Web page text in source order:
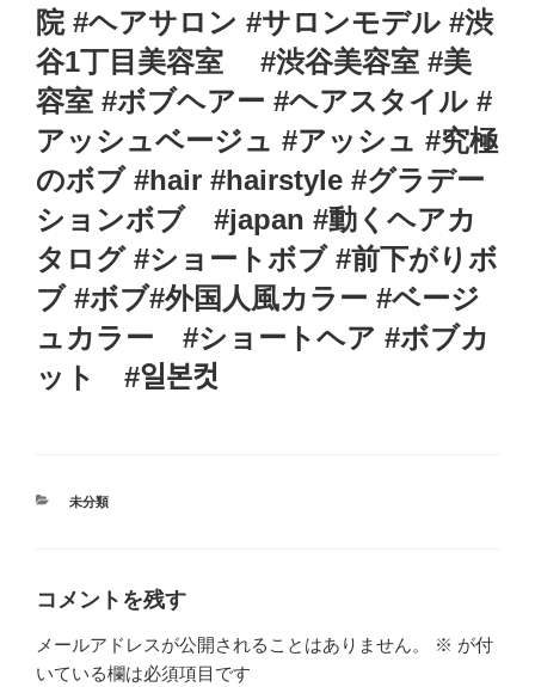
院 #ヘアサロン #サロンモデル #渋
谷1丁目美容室 #渋谷美容室 #美
容室 #ボブヘアー #ヘアスタイル #
アッシュベージュ #アッシュ #究極
のボブ #hair #hairstyle #グラデー
ションボブ #japan #動くヘアカ
タログ #ショートボブ #前下がりボ
ブ #ボブ#外国人風カラー #ベージ
ュカラー #ショートヘア #ボブカ
ット #일본컷
カ
未分類
コメントを残す
メールアドレスが公開されることはありません。 ※ が付
いている欄は必須項目です